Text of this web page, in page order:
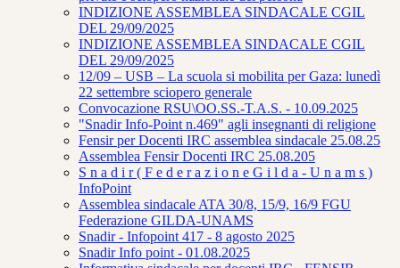
INDIZIONE ASSEMBLEA SINDACALE CGIL
DEL 29/09/2025
INDIZIONE ASSEMBLEA SINDACALE CGIL
DEL 29/09/2025
12/09 – USB – La scuola si mobilita per Gaza: lunedì
22 settembre sciopero generale
Convocazione RSU\OO.SS.-T.A.S. - 10.09.2025
"Snadir Info-Point n.469" agli insegnanti di religione
Fensir per Docenti IRC assemblea sindacale 25.08.25
Assemblea Fensir Docenti IRC 25.08.205
S n a d i r ( F e d e r a z i o n e G i l d a - U n a m s )
InfoPoint
Assemblea sindacale ATA 30/8, 15/9, 16/9 FGU
Federazione GILDA-UNAMS
Snadir - Infopoint 417 - 8 agosto 2025
Snadir Info point - 01.08.2025